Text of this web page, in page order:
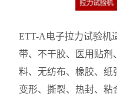
ETT-A电子拉力试验机
带、不干胶、医用贴剂
料、无纺布、橡胶、纸
变形、撕裂、热封、粘